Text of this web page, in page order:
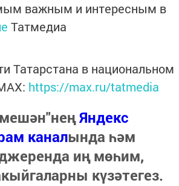
важным и интересным в
Татмедиа
Татарстана в национальном
https://max.ru/tatmedia
Яндекс
каналында һәм
иң мөһим,
күзәтегез.